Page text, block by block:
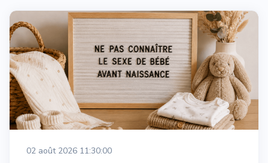
02 août 2026 11:30:00